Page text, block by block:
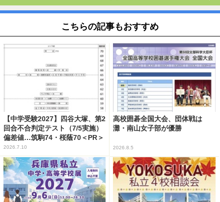
こちらの記事もおすすめ
【中学受験2027】四谷大塚、第2
回合不合判定テスト（7/5実施）
偏差値…筑駒74・桜蔭70＜PR＞
2026.7.10
高校囲碁全国大会、団体戦は
灘・南山女子部が優勝
2026.8.5